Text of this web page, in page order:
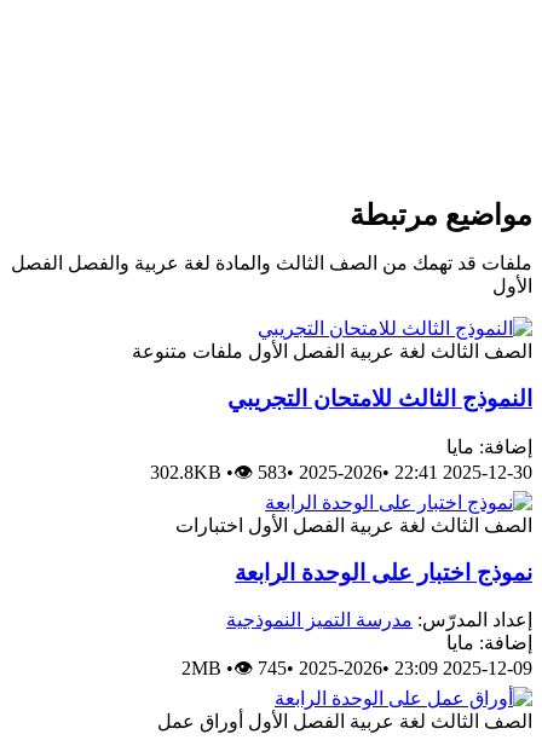
مواضيع مرتبطة
ملفات قد تهمك من الصف الثالث والمادة لغة عربية والفصل الفصل
الأول
الصف الثالث لغة عربية الفصل الأول ملفات متنوعة
النموذج الثالث للامتحان التجريبي
إضافة: مايا
2025-12-30 22:41
•
2025-2026
•
302.8KB •👁 583
الصف الثالث لغة عربية الفصل الأول اختبارات
نموذج اختبار على الوحدة الرابعة
إعداد المدرّس: مدرسة التميز النموذجية
إضافة: مايا
2025-12-09 23:09
•
2025-2026
•
2MB •👁 745
الصف الثالث لغة عربية الفصل الأول أوراق عمل